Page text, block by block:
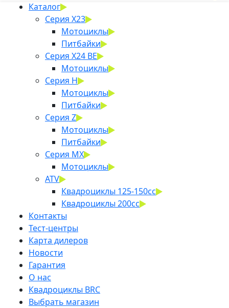
Каталог
Серия X23
Мотоциклы
Питбайки
Серия X24 BE
Мотоциклы
Серия H
Мотоциклы
Питбайки
Серия Z
Мотоциклы
Питбайки
Серия MX
Мотоциклы
ATV
Квадроциклы 125-150cc
Квадроциклы 200сс
Контакты
Тест-центры
Карта дилеров
Новости
Гарантия
О нас
Квадроциклы BRC
Выбрать магазин